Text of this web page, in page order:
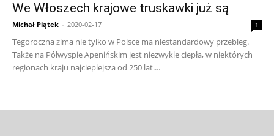
We Włoszech krajowe truskawki już są
Michał Piątek - 2020-02-17 1
Tegoroczna zima nie tylko w Polsce ma niestandardowy przebieg.
Także na Półwyspie Apenińskim jest niezwykle ciepła, w niektórych
regionach kraju najcieplejsza od 250 lat....